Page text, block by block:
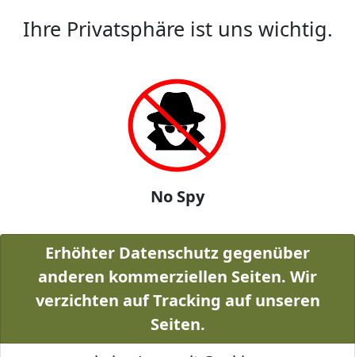
Ihre Privatsphäre ist uns wichtig.
No Spy
Erhöhter Datenschutz gegenüber
anderen kommerziellen Seiten. Wir
verzichten auf Tracking auf unseren
Seiten.